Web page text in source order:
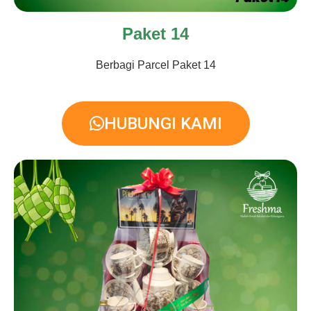
Paket 14
Berbagi Parcel Paket 14
HUBUNGI KAMI